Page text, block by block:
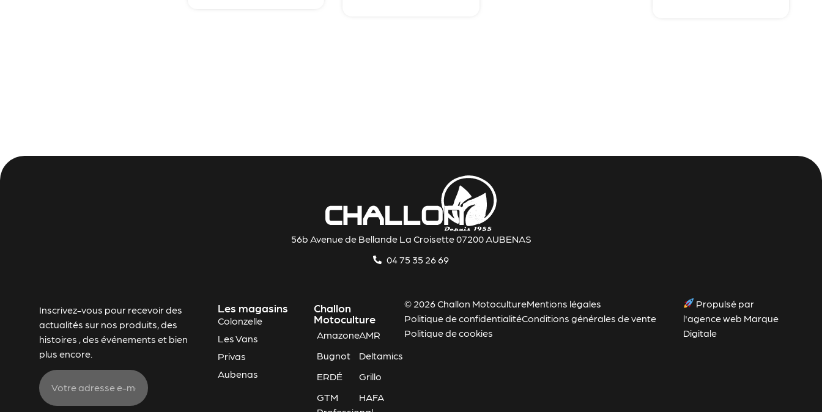
56b Avenue de Bellande La Croisette 07200 AUBENAS
04 75 35 26 69
Inscrivez-vous pour recevoir des
actualités sur nos produits, des
histoires , des événements et bien
plus encore.
Les magasins
Colonzelle
Les Vans
Privas
Aubenas
Challon
Motoculture
AmazoneAMR
Bugnot
Deltamics
ERDÉ
Grillo
GTM
HAFA
© 2026 Challon MotocultureMentions légales
Politique de confidentialitéConditions générales de vente
Politique de cookies
Propulsé par
l'agence web Marque
Digitale